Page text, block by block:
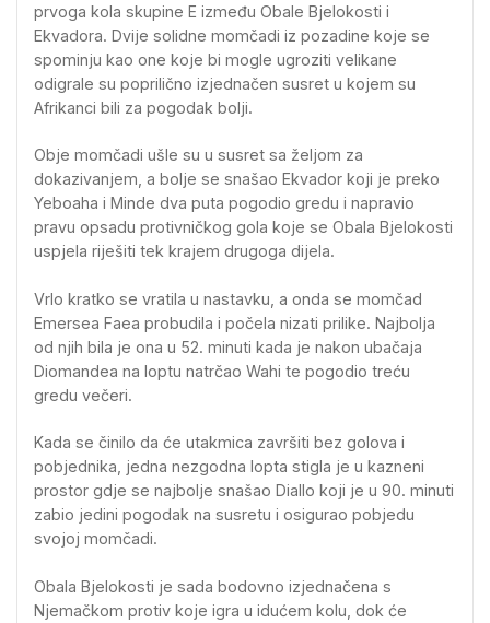
prvoga kola skupine E između Obale Bjelokosti i
Ekvadora. Dvije solidne momčadi iz pozadine koje se
spominju kao one koje bi mogle ugroziti velikane
odigrale su poprilično izjednačen susret u kojem su
Afrikanci bili za pogodak bolji.
Obje momčadi ušle su u susret sa željom za
dokazivanjem, a bolje se snašao Ekvador koji je preko
Yeboaha i Minde dva puta pogodio gredu i napravio
pravu opsadu protivničkog gola koje se Obala Bjelokosti
uspjela riješiti tek krajem drugoga dijela.
Vrlo kratko se vratila u nastavku, a onda se momčad
Emersea Faea probudila i počela nizati prilike. Najbolja
od njih bila je ona u 52. minuti kada je nakon ubačaja
Diomandea na loptu natrčao Wahi te pogodio treću
gredu večeri.
Kada se činilo da će utakmica završiti bez golova i
pobjednika, jedna nezgodna lopta stigla je u kazneni
prostor gdje se najbolje snašao Diallo koji je u 90. minuti
zabio jedini pogodak na susretu i osigurao pobjedu
svojoj momčadi.
Obala Bjelokosti je sada bodovno izjednačena s
Njemačkom protiv koje igra u idućem kolu, dok će